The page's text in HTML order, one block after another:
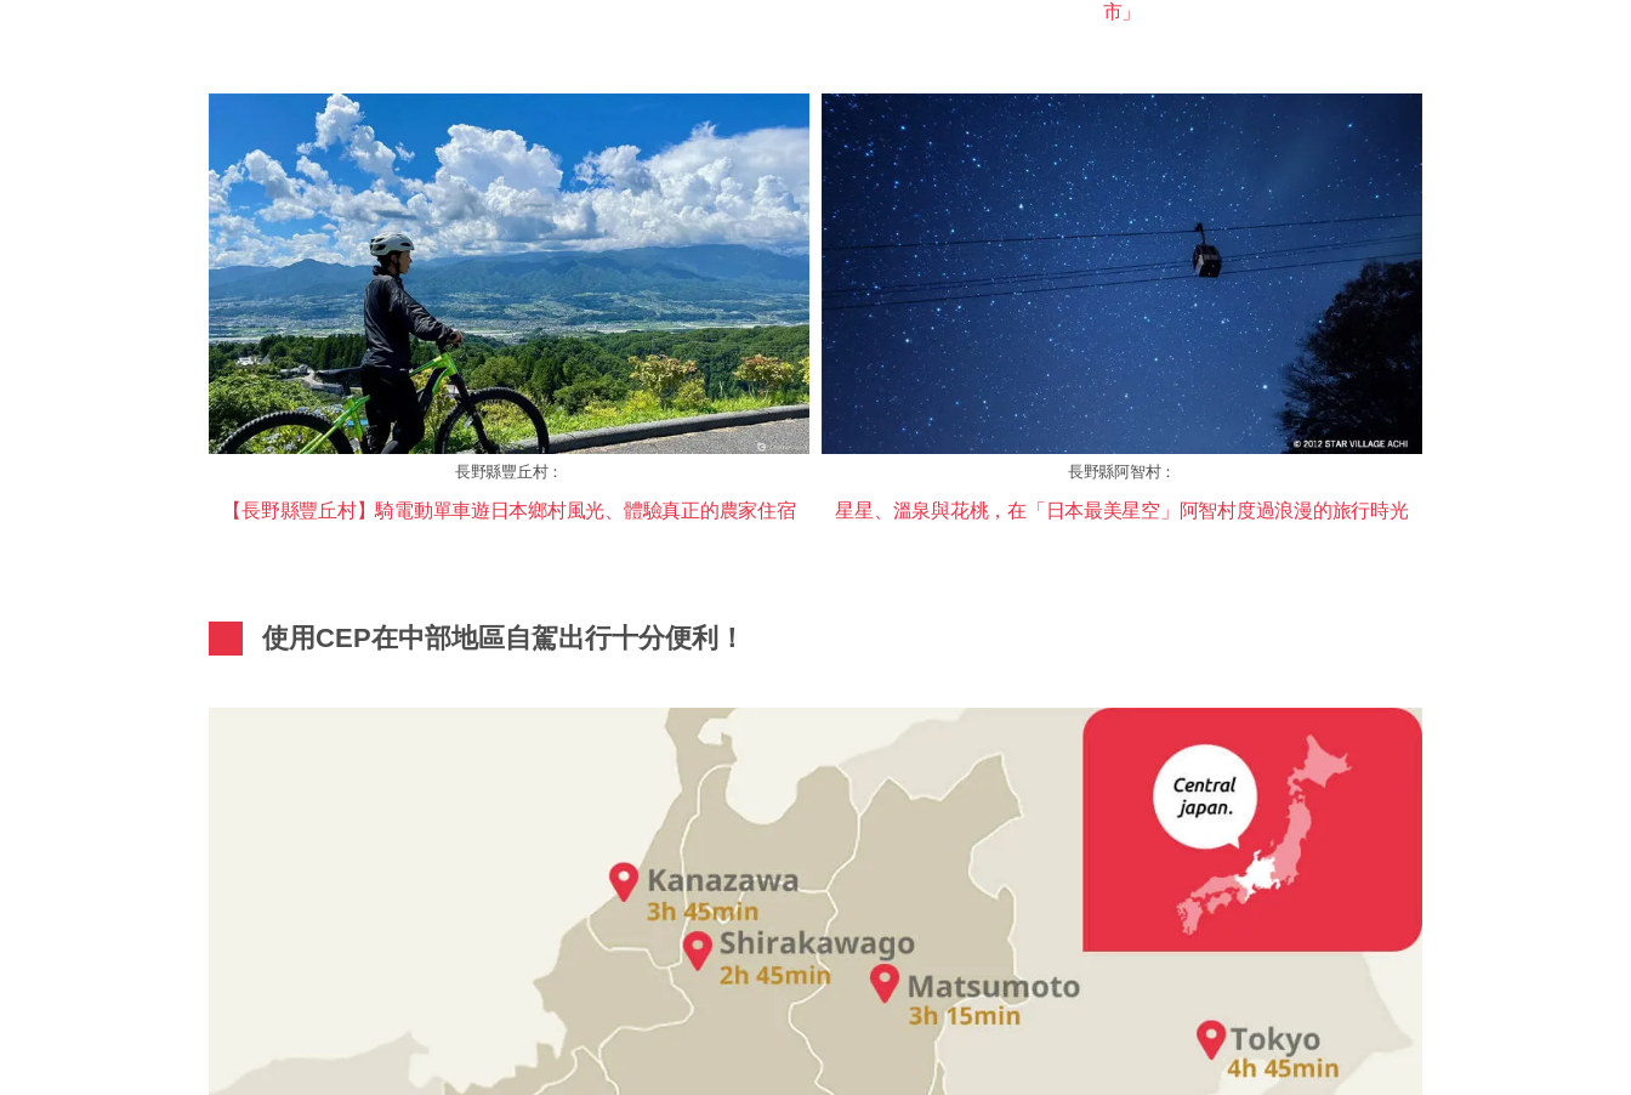
市」
長野縣豐丘村：
【長野縣豐丘村】騎電動單車遊日本鄉村風光、體驗真正的農家住宿
長野縣阿智村：
星星、溫泉與花桃，在「日本最美星空」阿智村度過浪漫的旅行時光
使用CEP在中部地區自駕出行十分便利！